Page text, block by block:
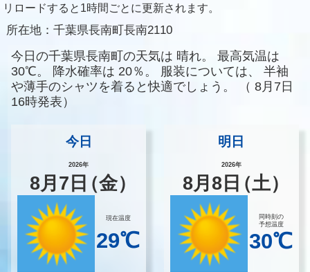
リロードすると1時間ごとに更新されます。
所在地： 千葉県長南町長南2110
今日の千葉県長南町の天気は 晴れ。
最高気温は
30℃。
降水確率は 20％。 服装については、
半袖
や薄手のシャツを着ると快適でしょう。
（ 8月7日
16時発表）
今日
2026年
8月 7 日（金）
現在温度
29℃
明日
2026年
8月8 日（土）
同時刻の
予想温度
30℃